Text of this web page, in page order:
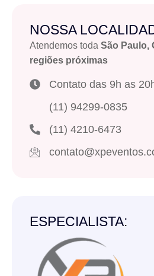
NOSSA
Atendemos toda São Paulo,
regiões próximas
Contato das 9h as
(11) 94299-0835
(11) 4210-6473
ESPECIALISTA: